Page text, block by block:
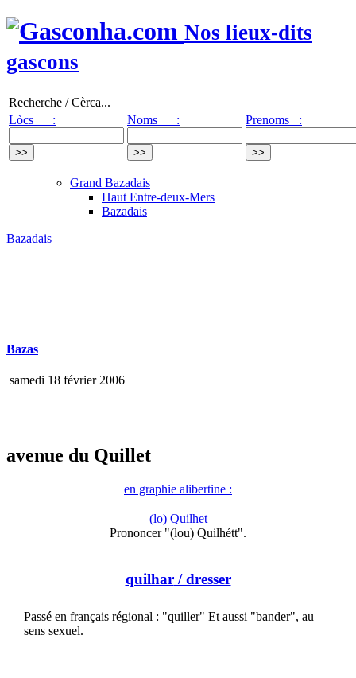
Nos lieux-dits
gascons
Recherche / Cèrca...
Lòcs :
Noms : Prenoms :
Grand Bazadais
Haut Entre-deux-Mers
Bazadais
Bazadais
Bazas
samedi 18 février 2006
avenue du Quillet
en graphie alibertine :
(lo) Quilhet
Prononcer "(lou) Quilhétt".
quilhar/ dresser
Passé en français régional : "quiller" Et aussi "bander", au
sens sexuel.